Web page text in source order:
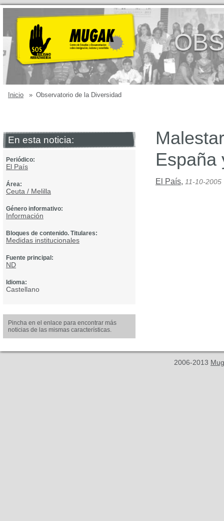
Inicio » Observatorio de la Diversidad
En esta noticia:
Periódico:
El País
Área:
Ceuta / Melilla
Género informativo:
Información
Bloques de contenido. Titulares:
Medidas institucionales
Fuente principal:
ND
Idioma:
Castellano
Pincha en el enlace para encontrar más
noticias de las mismas características.
España
El País, 11-10-2005
2006-2013